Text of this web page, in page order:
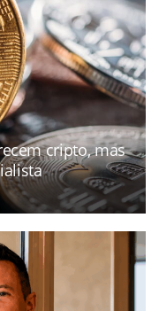
cripto, mas